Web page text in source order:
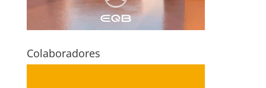
Colaboradores